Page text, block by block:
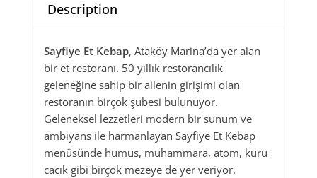
Description
Sayfiye Et Kebap, Ataköy Marina’da yer alan
bir et restoranı. 50 yıllık restorancılık
geleneğine sahip bir ailenin girişimi olan
restoranın birçok şubesi bulunuyor.
Geleneksel lezzetleri modern bir sunum ve
ambiyans ile harmanlayan Sayfiye Et Kebap
menüsünde humus, muhammara, atom, kuru
cacık gibi birçok mezeye de yer veriyor.